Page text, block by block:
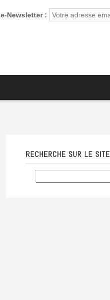
e-Newsletter :
RECHERCHE SUR LE SITE